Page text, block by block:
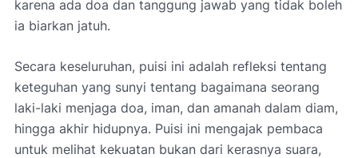
karena ada doa dan tanggung jawab yang tidak boleh
ia biarkan jatuh.
Secara keseluruhan, puisi ini adalah refleksi tentang
keteguhan yang sunyi tentang bagaimana seorang
laki-laki menjaga doa, iman, dan amanah dalam diam,
hingga akhir hidupnya. Puisi ini mengajak pembaca
untuk melihat kekuatan bukan dari kerasnya suara,